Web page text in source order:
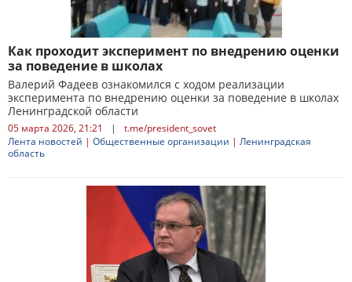
Как проходит эксперимент по внедрению оценки
за поведение в школах
Валерий Фадеев ознакомился с ходом реализации
эксперимента по внедрению оценки за поведение в школах
Ленинградской области
05 марта 2026, 21:21 |
t.me/president_sovet
Лента новостей | Общественные организации | Ленинградская
область